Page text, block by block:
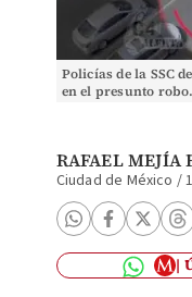
Policías de la SSC
en el presunto robo.
RAFAEL MEJÍA
Ciudad de México /